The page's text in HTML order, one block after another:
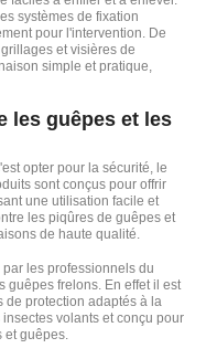
systèmes de fixation
pour l'intervention. De
et visières de
simple et pratique,
les guêpes et les
opter pour la sécurité, le
sont conçus pour offrir
une utilisation facile et
les piqûres de guêpes et
de haute qualité.
les professionnels du
guêpes frelons. En effet il est
de protection adaptés à la
volants et conçu pour
guêpes.